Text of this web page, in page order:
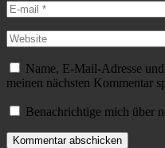
Name, E-Mail-Adresse
meinen nächsten Kommentar
Benachrichtige mich über